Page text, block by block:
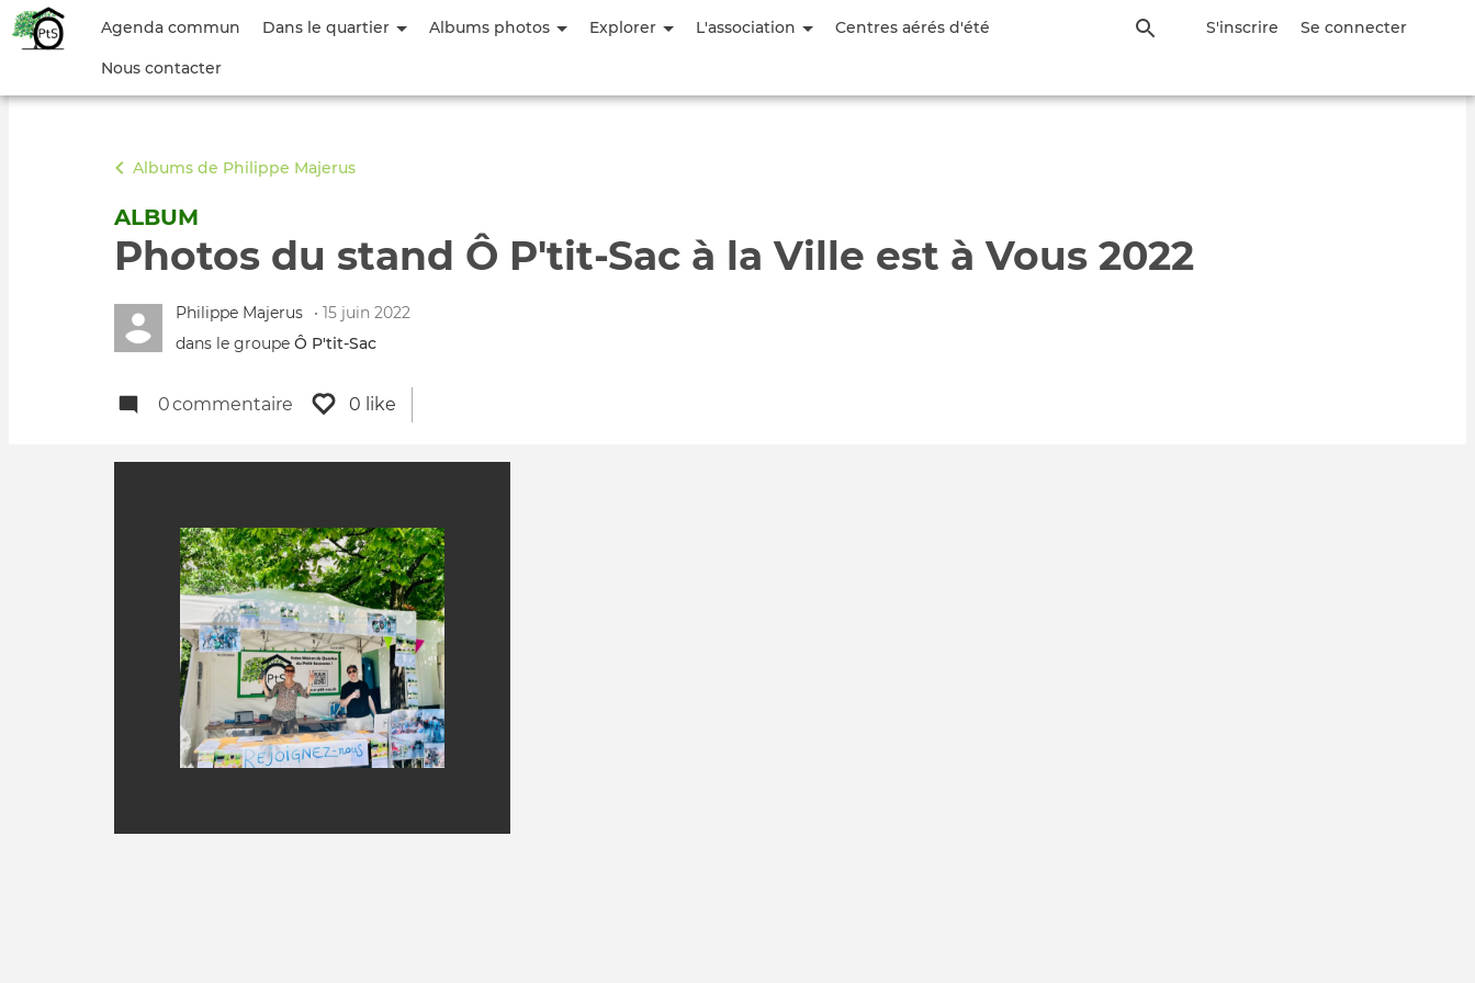
Aller
principal
Menu
compte
S'inscrire Se connecter
Agenda commun Dans le quartier Albums photos Explorer L'association Centres aérés d'été
Nous contacter
Albums de Philippe Majerus
ALBUM
Photos du stand Ô P'tit-Sac à la Ville est à Vous 2022
Philippe Majerus
• 15 juin 2022
dans le groupe Ô P'tit‑Sac
0commentaire 0 like